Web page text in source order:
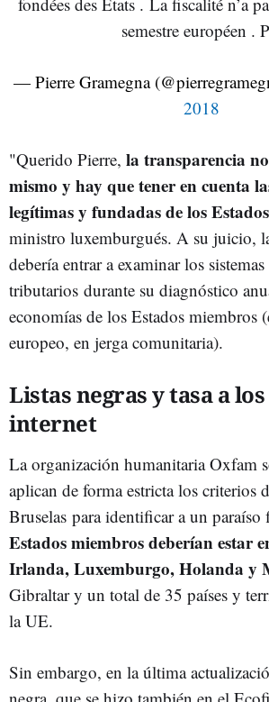
semestre européen .
— Pierre Gramegna
2018
"Querido Pierre, la transparencia
mismo y hay que tener en cuenta
legítimas y fundadas de los Estados
ministro luxemburgués. A su juicio,
debería entrar a examinar los sistemas
tributarios durante su diagnóstico
economías de los Estados miembros
europeo, en jerga comunitaria).
Listas negras y tasa a
internet
La organización humanitaria Oxfam
aplican de forma estricta los criterios
Bruselas para identificar a un paraíso
Estados miembros deberían estar
Irlanda, Luxemburgo, Holanda y
Gibraltar y un total de 35 países y
la UE.
Sin embargo, en la última
negra, que se hizo también en el